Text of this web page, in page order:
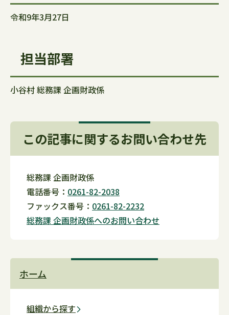
令和9年3月27日
担当部署
小谷村 総務課 企画財政係
この記事に関するお問い合わせ先
総務課 企画財政係
電話番号： 0261-82-2038
ファックス番号： 0261-82-2232
​​​​​​​総務課 企画財政係へのお問い合わせ
ホーム
組織から探す